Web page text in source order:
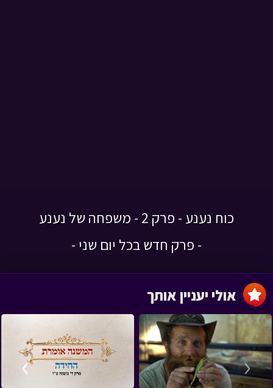
כוח נענע - פרק 2 - משפחה של נענע
- פרק חדש בכל יום שני -
‹
›